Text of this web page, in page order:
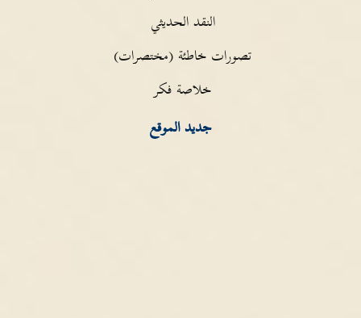
النقد الحديثي
تصورات خاطئة (مختصرات)
خلاصة فكر
جديد الموقع